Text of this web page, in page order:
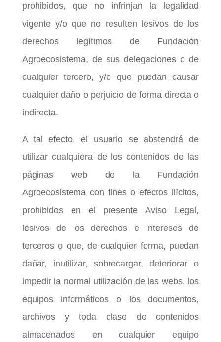
prohibidos, que no infrinjan la legalidad
vigente y/o que no resulten lesivos de los
derechos legítimos de Fundación
Agroecosistema, de sus delegaciones o de
cualquier tercero, y/o que puedan causar
cualquier daño o perjuicio de forma directa o
indirecta.
A tal efecto, el usuario se abstendrá de
utilizar cualquiera de los contenidos de las
páginas web de la Fundación
Agroecosistema con fines o efectos ilícitos,
prohibidos en el presente Aviso Legal,
lesivos de los derechos e intereses de
terceros o que, de cualquier forma, puedan
dañar, inutilizar, sobrecargar, deteriorar o
impedir la normal utilización de las webs, los
equipos informáticos o los documentos,
archivos y toda clase de contenidos
almacenados en cualquier equipo